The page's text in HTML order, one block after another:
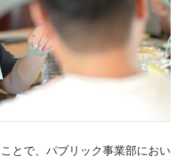
とで、パブリック事業部におい